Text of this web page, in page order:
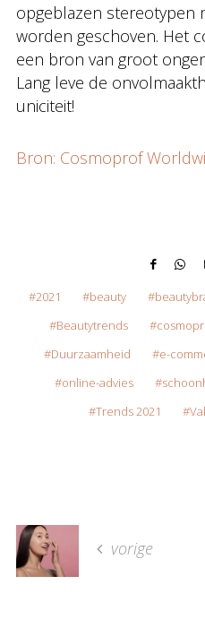
opgeblazen stereotypen
worden geschoven. Het
een bron van groot
Lang leve de
uniciteit!
Bron: Cosmoprof
2021 beauty
Beautytrends
Duurzaamheid
e-
online-advies
Trends 2021
vorige